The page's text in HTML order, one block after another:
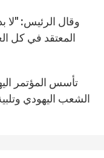
وقال الرئيس: "لا
المعتقد في كل